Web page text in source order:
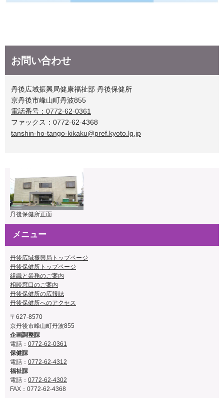
お問い合わせ
丹後広域振興局健康福祉部 丹後保健所
京丹後市峰山町丹波855
電話番号：0772-62-0361
ファックス：0772-62-4368
tanshin-ho-tango-kikaku@pref.kyoto.lg.jp
丹後保健所正面
メニュー
丹後広域振興局トップページ
丹後保健所トップページ
組織と業務のご案内
相談窓口のご案内
丹後保健所の広報誌
丹後保健所へのアクセス
〒627-8570
京丹後市峰山町丹波855
企画調整課
電話： 0772-62-0361
保健課
電話： 0772-62-4312
福祉課
電話： 0772-62-4302
FAX：0772-62-4368